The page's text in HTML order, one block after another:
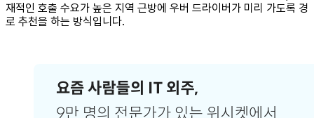
재적인 호출 수요가 높은 지역 근방에 우버 드라이버가 미리 가도록 경
로 추천을 하는 방식입니다.